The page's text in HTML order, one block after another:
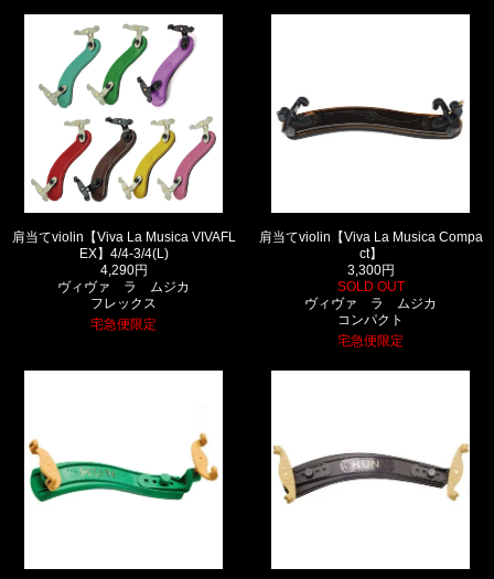
肩当てviolin【Viva La Musica VIVAFL
EX】4/4-3/4(L)
4,290円
ヴィヴァ ラ ムジカ
フレックス
宅急便限定
肩当てviolin【Viva La Musica Compa
ct】
3,300円
SOLD OUT
ヴィヴァ ラ ムジカ
コンパクト
宅急便限定